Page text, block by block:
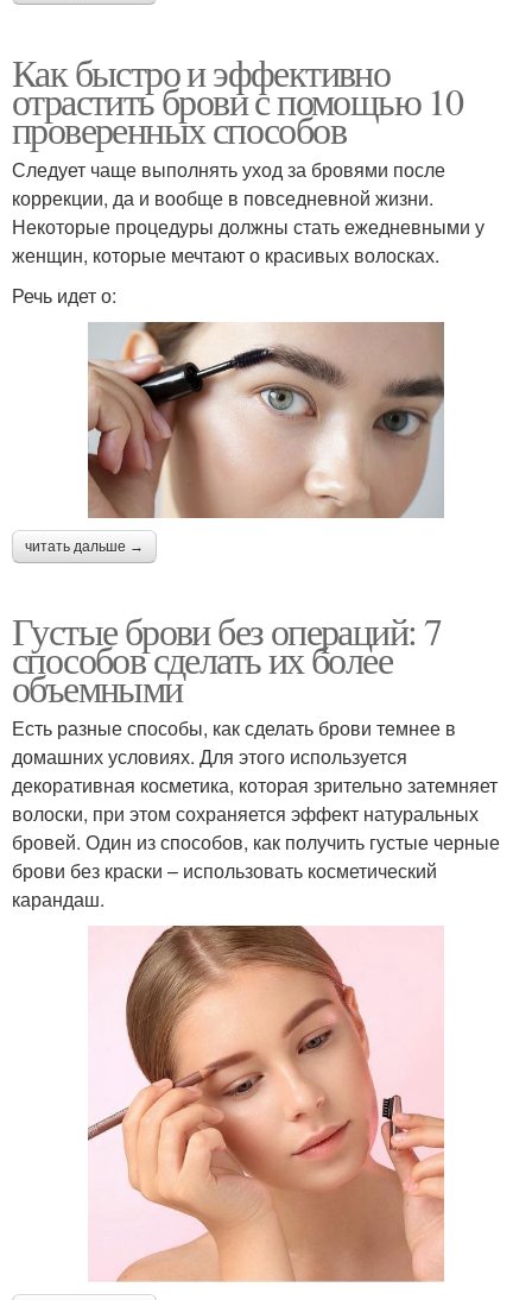
Как быстро и эффективно
отрастить брови с помощью 10
проверенных способов
Следует чаще выполнять уход за бровями после
коррекции, да и вообще в повседневной жизни.
Некоторые процедуры должны стать ежедневными у
женщин, которые мечтают о красивых волосках.
Речь идет о:
читать дальше →
Густые брови без операций: 7
способов сделать их более
объемными
Есть разные способы, как сделать брови темнее в
домашних условиях. Для этого используется
декоративная косметика, которая зрительно затемняет
волоски, при этом сохраняется эффект натуральных
бровей. Один из способов, как получить густые черные
брови без краски – использовать косметический
карандаш.